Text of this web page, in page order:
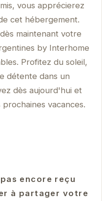
vous apprécierez
cet hébergement.
maintenant votre
by Interhome
Profitez du soleil,
détente dans un
dès aujourd'hui et
vacances.
encore reçu
à partager votre